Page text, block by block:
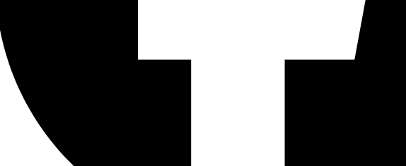
Pour afficher ce contenu intégré, vous devez autoriser les contenus externes (Google Maps)